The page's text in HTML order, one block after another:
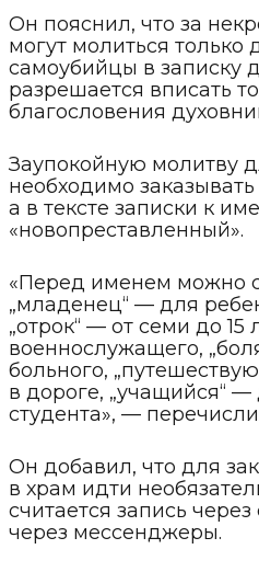
Он пояснил, что за
могут молиться только
самоубийцы в записку
разрешается вписать
благословения
Заупокойную молитву
необходимо
а в тексте записки к
«новопреставленный».
«Перед именем можно
„младенец“ — для
„отрок“ — от семи до 15
военнослужащего,
больного,
в дороге, „учащийся“
студента», —
Он добавил, что для
в храм идти
считается запись
через мессенджеры.